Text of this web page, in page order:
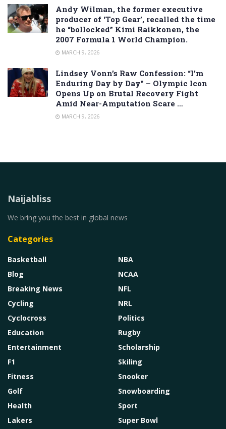
Andy Wilman, the former executive
producer of ‘Top Gear’, recalled the time
he “bollocked” Kimi Raikkonen, the
2007 Formula 1 World Champion.
MARCH 9, 2026
Lindsey Vonn’s Raw Confession: “I’m
Enduring Day by Day” – Olympic Icon
Opens Up on Brutal Recovery Fight
Amid Near-Amputation Scare …
MARCH 9, 2026
Naijabliss
We bring you the best in global news
Categories
Basketball
Blog
Breaking News
Cycling
Cyclocross
Education
Entertainment
F1
Fitness
Golf
Health
Lakers
NBA
NCAA
NFL
NRL
Politics
Rugby
Scholarship
Skiling
Snooker
Snowboarding
Sport
Super Bowl